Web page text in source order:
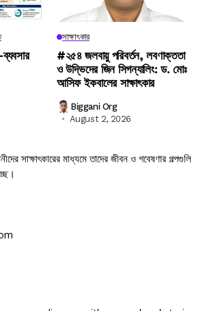
সাক্ষাৎকার
#২৫৪ জলবায়ু পরিবর্তন, লবণাক্ততা
ও উদ্ভিদের জিন সিগন্যালিং: ড. মোঃ
আসিফ ইকবালের সাক্ষাৎকার
Biggani Org
August 2, 2026
সাক্ষাৎকারের মাধ্যমে তাদের জীবন ও গবেষণার গল্পগুলি